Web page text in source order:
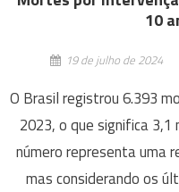
10
19 de julho de 2024
O Brasil registrou 6.393
2023, o que significa
número representa uma
mas considerando os